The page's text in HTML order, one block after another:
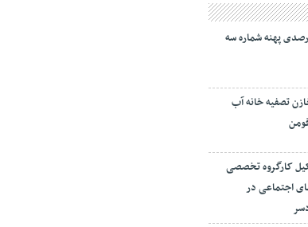
۷۰ درصدی پهنه شماره سه
تصفیه خانه آب
کارگروه تخصصی
اجتماعی در